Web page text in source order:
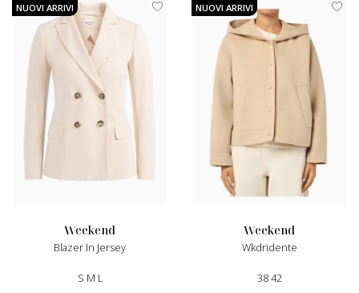
NUOVI ARRIVI
weekend
Blazer In Jersey
S M L
NUOVI ARRIVI
weekend
Wkdridente
38 42